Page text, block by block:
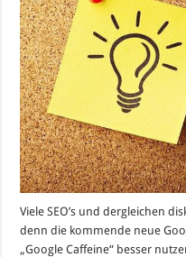
Viele SEO’s und dergleichen
denn die kommende neue
„Google Caffeine“ besser